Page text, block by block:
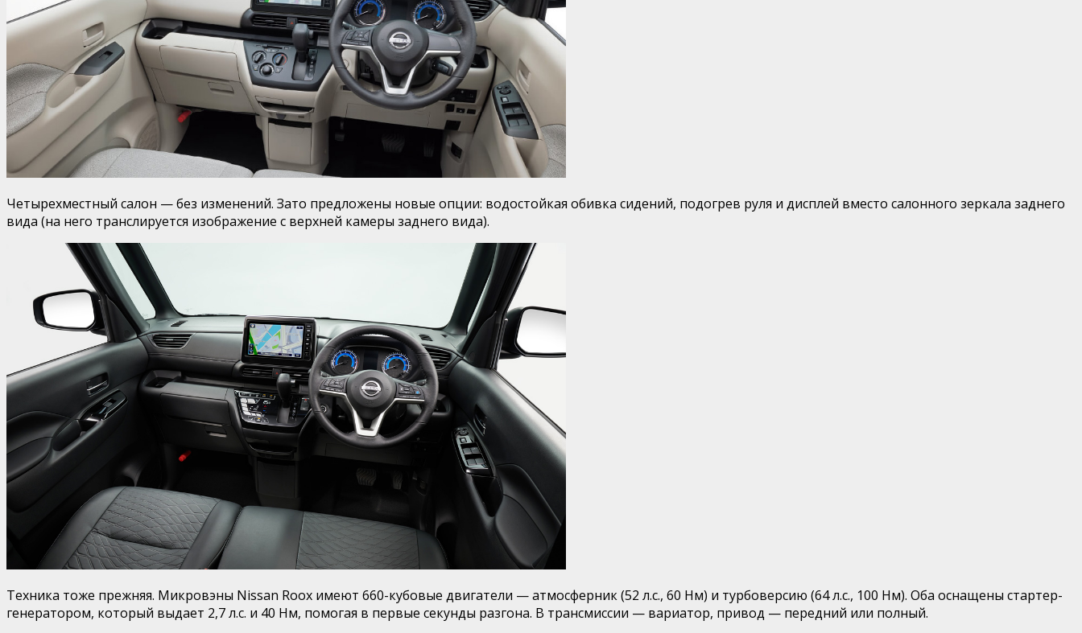
Четырехместный салон — без изменений. Зато предложены новые опции: водостойкая обивка сидений, подогрев руля и дисплей вместо салонного зеркала заднего
вида (на него транслируется изображение с верхней камеры заднего вида).
Техника тоже прежняя. Микровэны Nissan Roox имеют 660-кубовые двигатели — атмосферник (52 л.с., 60 Нм) и турбоверсию (64 л.с., 100 Нм). Оба оснащены стартер-
генератором, который выдает 2,7 л.с. и 40 Нм, помогая в первые секунды разгона. В трансмиссии — вариатор, привод — передний или полный.